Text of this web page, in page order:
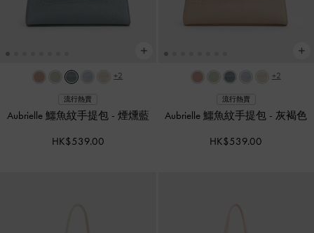
+2
流行熱賣
Aubrielle 鱷魚紋手提包 - 煙燻藍
HK$539.00
+2
流行熱賣
Aubrielle 鱷魚紋手提包 - 灰褐色
HK$539.00